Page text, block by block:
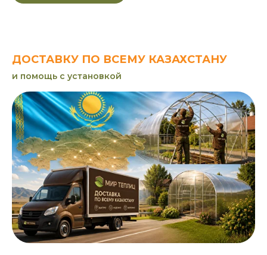
ДОСТАВКУ ПО ВСЕМУ КАЗАХСТАНУ
и помощь с установкой